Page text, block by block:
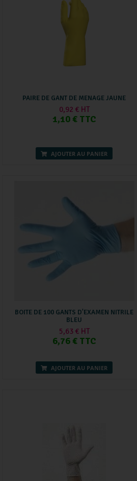
PAIRE DE GANT DE MENAGE JAUNE
0,92 € HT
1,10 € TTC
AJOUTER AU PANIER
BOITE DE 100 GANTS D'EXAMEN NITRILE
BLEU
5,63 € HT
6,76 € TTC
AJOUTER AU PANIER